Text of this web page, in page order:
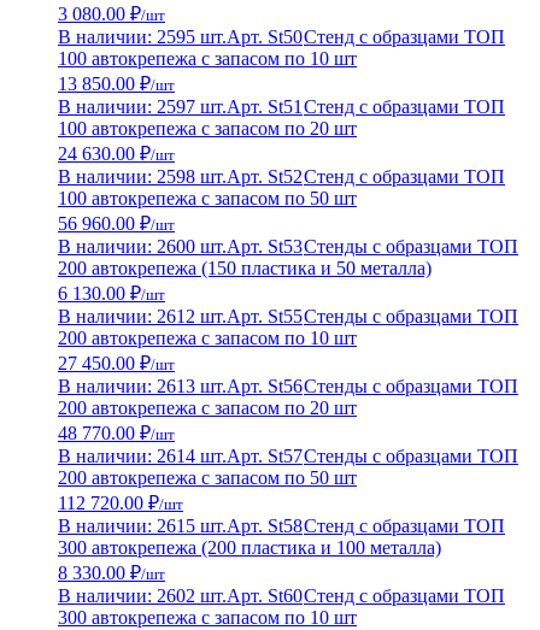
3 080.00 ₽/шт
В наличии: 2595 шт.Арт. St50Стенд с образцами ТОП
100 автокрепежа с запасом по 10 шт
13 850.00 ₽/шт
В наличии: 2597 шт.Арт. St51 Стенд с образцами ТОП
100 автокрепежа с запасом по 20 шт
24 630.00 ₽/шт
В наличии: 2598 шт.Арт. St52Стенд с образцами ТОП
100 автокрепежа с запасом по 50 шт
56 960.00 ₽/шт
В наличии: 2600 шт.Арт. St53Стенды с образцами ТОП
200 автокрепежа (150 пластика и 50 металла)
6 130.00 ₽/шт
В наличии: 2612 шт.Арт. St55Стенды с образцами ТОП
200 автокрепежа с запасом по 10 шт
27 450.00 ₽/шт
В наличии: 2613 шт.Арт. St56Стенды с образцами ТОП
200 автокрепежа с запасом по 20 шт
48 770.00 ₽/шт
В наличии: 2614 шт.Арт. St57Стенды с образцами ТОП
200 автокрепежа с запасом по 50 шт
112 720.00 ₽/шт
В наличии: 2615 шт.Арт. St58Стенд с образцами ТОП
300 автокрепежа (200 пластика и 100 металла)
8 330.00 ₽/шт
В наличии: 2602 шт.Арт. St60Стенд с образцами ТОП
300 автокрепежа с запасом по 10 шт